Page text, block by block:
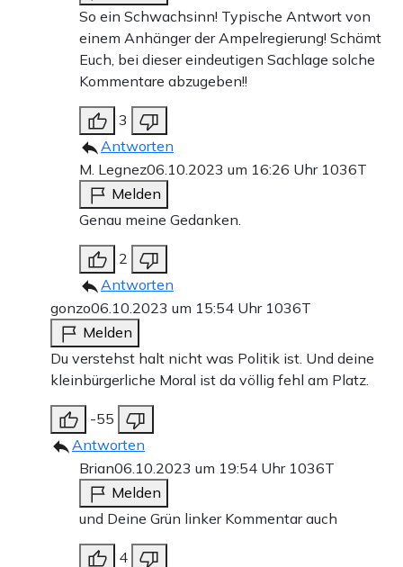
So ein Schwachsinn! Typische Antwort von
einem Anhänger der Ampelregierung! Schämt
Euch, bei dieser eindeutigen Sachlage solche
Kommentare abzugeben!!
3
Antworten
M. Legnez06.10.2023 um 16:26 Uhr 1036T
Melden
Genau meine Gedanken.
2
Antworten
gonzo06.10.2023 um 15:54 Uhr 1036T
Melden
Du verstehst halt nicht was Politik ist. Und deine
kleinbürgerliche Moral ist da völlig fehl am Platz.
-55
Antworten
Brian06.10.2023 um 19:54 Uhr 1036T
Melden
und Deine Grün linker Kommentar auch
4